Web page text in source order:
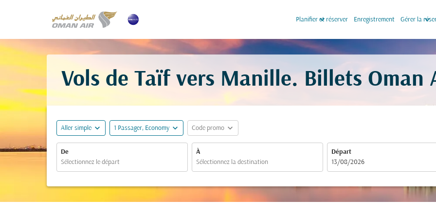
Planifier et réserver
keyboard_arrow_down Enregistrement Gérer la keyboard_arrow_down
Vols de Taïf vers Manille. Billets Oman
Aller simple expand_more 1 Passager, Economy expand_more Code promo expand_more
De À
Départ
fc-booking-departure-date-aria-label
13/08/2026